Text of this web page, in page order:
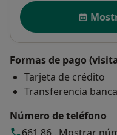
Disponibilidad
Formas de pago
Tarjeta de crédito
Transferencia
Número de teléfono